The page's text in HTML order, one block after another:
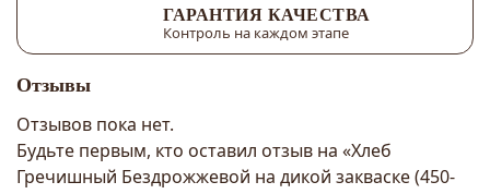
ГАРАНТИЯ КАЧЕСТВА
Контроль на каждом этапе
Отзывы
Отзывов пока нет.
Будьте первым, кто оставил отзыв на «Хлеб
Гречишный Бездрожжевой на дикой закваске (450-